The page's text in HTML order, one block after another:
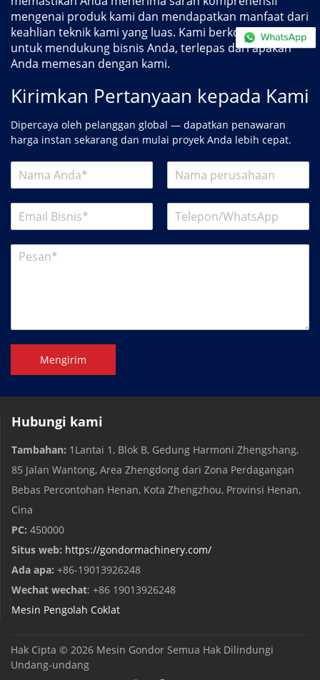
mengenai produk kami dan mendapatkan manfaat dari
keahlian teknik kami yang luas. Kami berkomitmen
untuk mendukung bisnis Anda, terlepas dari apakah
Anda memesan dengan kami.
Kirimkan Pertanyaan kepada Kami
Dipercaya oleh pelanggan global — dapatkan penawaran
harga instan sekarang dan mulai proyek Anda lebih cepat.
Mengirim
Hubungi kami
Tambahan: 1Lantai 1, Blok B, Gedung Harmoni Zhengshang,
85 Jalan Wantong, Area Zhengdong dari Zona Perdagangan
Bebas Percontohan Henan, Kota Zhengzhou, Provinsi Henan,
Cina
PC: 450000
Situs web: https://gondormachinery.com/
Ada apa: +86-19013926248
Wechat wechat: +86 19013926248
Mesin Pengolah Coklat
Hak Cipta © 2026 Mesin Gondor Semua Hak Dilindungi
Undang-undang